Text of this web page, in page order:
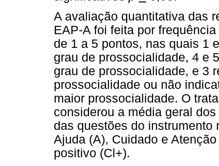
A avaliação quantitativa das
EAP-A foi feita por
de 1 a 5 pontos, nas quais 1
grau de prossocialidade, 4 e
grau de prossocialidade, e 3
prossocialidade ou não
maior prossocialidade. O
considerou a média geral
das questões do
Ajuda (A), Cuidado e
positivo (Cl+).